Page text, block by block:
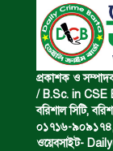
প্রকাশক ও
/ B.Sc. in CSE
বরিশাল সিটি,
০১৭১৬-
ওয়েবসাইট-